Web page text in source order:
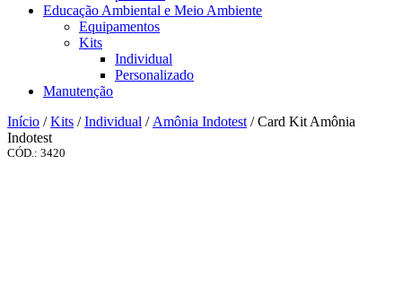
Educação Ambiental e Meio Ambiente
Equipamentos
Kits
Individual
Personalizado
Manutenção
Início /Kits /Individual / Amônia Indotest / Card Kit Amônia
Indotest
CÓD.: 3420